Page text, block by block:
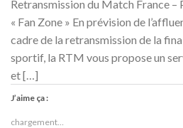
Retransmission du Match France –
« Fan Zone » En prévision de
cadre de la retransmission de la
sportif, la RTM vous propose un
et […]
J’aime ça :
chargement…